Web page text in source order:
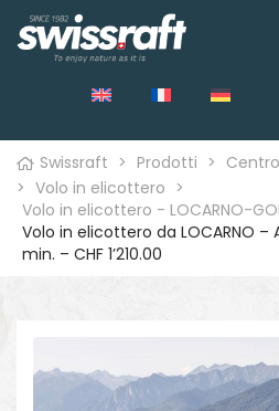
Swissraft > Prodotti >
> Volo in elicottero >
Volo in elicottero - LOCARNO-
Volo in elicottero da LOCARNO –
min. – CHF 1’210.00